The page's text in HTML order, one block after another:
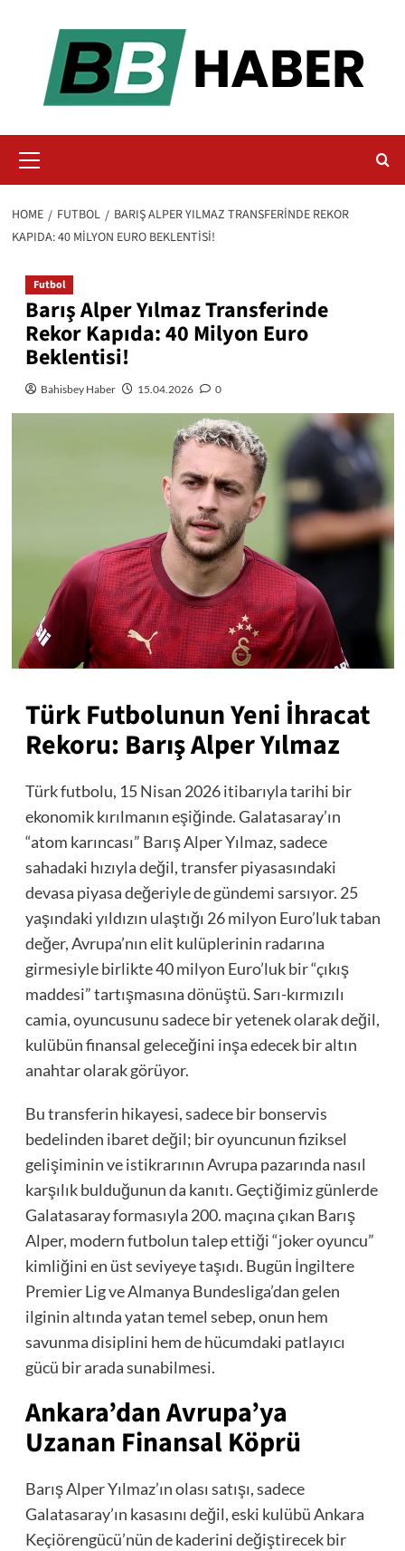
Menu
HOME FUTBOL
BARIŞ ALPER YILMAZ TRANSFERINDE REKOR
KAPIDA: 40 MILYON EURO BEKLENTISI!
Futbol
Barış Alper Yılmaz Transferinde
Rekor Kapıda: 40 Milyon Euro
Beklentisi!
Bahisbey Haber 15.04.2026 0
Türk Futbolunun Yeni İhracat
Rekoru: Barış Alper Yılmaz
Türk futbolu, 15 Nisan 2026 itibarıyla tarihi bir
ekonomik kırılmanın eşiğinde. Galatasaray’ın
“atom karıncası” Barış Alper Yılmaz, sadece
sahadaki hızıyla değil, transfer piyasasındaki
devasa piyasa değeriyle de gündemi sarsıyor. 25
yaşındaki yıldızın ulaştığı 26 milyon Euro’luk taban
değer, Avrupa’nın elit kulüplerinin radarına
girmesiyle birlikte 40 milyon Euro’luk bir “çıkış
maddesi” tartışmasına dönüştü. Sarı-kırmızılı
camia, oyuncusunu sadece bir yetenek olarak değil,
kulübün finansal geleceğini inşa edecek bir altın
anahtar olarak görüyor.
Bu transferin hikayesi, sadece bir bonservis
bedelinden ibaret değil; bir oyuncunun fiziksel
gelişiminin ve istikrarının Avrupa pazarında nasıl
karşılık bulduğunun da kanıtı. Geçtiğimiz günlerde
Galatasaray formasıyla 200. maçına çıkan Barış
Alper, modern futbolun talep ettiği “joker oyuncu”
kimliğini en üst seviyeye taşıdı. Bugün İngiltere
Premier Lig ve Almanya Bundesliga’dan gelen
ilginin altında yatan temel sebep, onun hem
savunma disiplini hem de hücumdaki patlayıcı
gücü bir arada sunabilmesi.
Ankara’dan Avrupa’ya
Uzanan Finansal Köprü
Barış Alper Yılmaz’ın olası satışı, sadece
Galatasaray’ın kasasını değil, eski kulübü Ankara
Keçiörengücü’nün de kaderini değiştirecek bir